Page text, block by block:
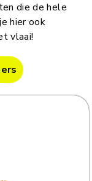
die de hele
hier ook
vlaai!